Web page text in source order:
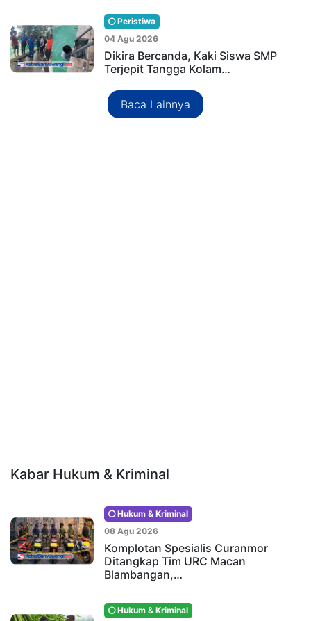
Peristiwa
04 Agu 2026
Dikira Bercanda, Kaki Siswa SMP
Terjepit Tangga Kolam…
Baca Lainnya
Kabar Hukum & Kriminal
Hukum & Kriminal
08 Agu 2026
Komplotan Spesialis Curanmor
Ditangkap Tim URC Macan
Blambangan,…
Hukum & Kriminal